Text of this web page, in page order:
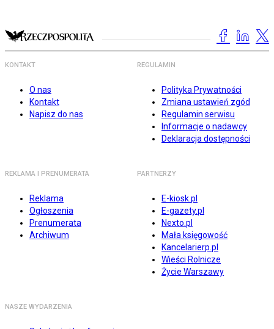
KONTAKT
O nas
Kontakt
Napisz do nas
REGULAMIN
Polityka Prywatności
Zmiana ustawień zgód
Regulamin serwisu
Informacje o nadawcy
Deklaracja dostępności
REKLAMA I PRENUMERATA
Reklama
Ogłoszenia
Prenumerata
Archiwum
PARTNERZY
E-kiosk.pl
E-gazety.pl
Nexto.pl
Mała księgowość
Kancelarierp.pl
Wieści Rolnicze
Życie Warszawy
NASZE WYDARZENIA